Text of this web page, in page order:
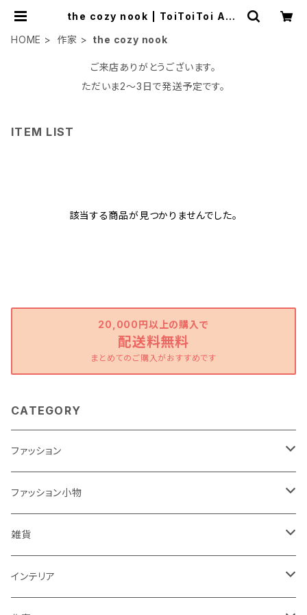
the cozy nook | ToiToiToi Apa
HOME
作家 the cozy nook
ご来店ありがとうございます。
ただいま2〜3日で発送予定です。
ITEM LIST
該当する商品が見つかりませんでした。
20,000円以上の購入で
配送料無料
まとめてのご購入がおすすめです
CATEGORY
ファッション
ワンピース
トップス
パンツ
ファッション小物
バッグ
ポーチ
雑貨
バスケット
インテリア